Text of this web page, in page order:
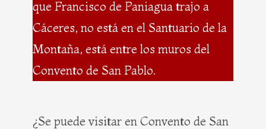
que Francisco de Paniagua trajo a
Cáceres, no está en el Santuario de la
Montaña, está entre los muros del
Convento de San Pablo.
¿Se puede visitar en Convento de San